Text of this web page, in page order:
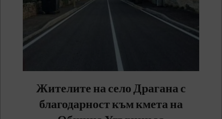
Жителите на село Драгана с
благодарност към кмета на